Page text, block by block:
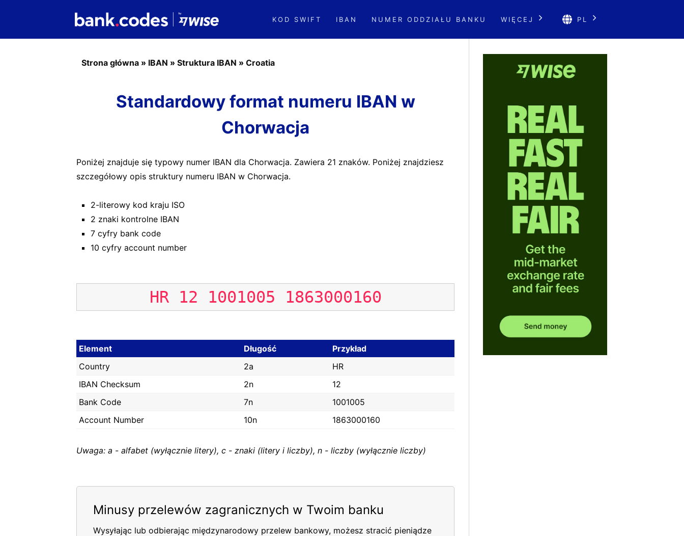
KOD SWIFT IBAN NUMER ODDZIAŁU BANKU WIĘCEJ PL
Strona główna » IBAN » Struktura IBAN » Croatia
Standardowy format numeru IBAN w
Chorwacja
Poniżej znajduje się typowy numer IBAN dla Chorwacja. Zawiera 21 znaków. Poniżej znajdziesz
szczegółowy opis struktury numeru IBAN w Chorwacja.
2-literowy kod kraju ISO
2 znaki kontrolne IBAN
7 cyfry bank code
10 cyfry account number
HR 12 1001005 1863000160
Element Długość
Przykład
Country
2a
HR
IBAN Checksum
2n
12
Bank Code
7n
1001005
Account Number
10n 1863000160
Uwaga: a - alfabet (wyłącznie litery), c - znaki (litery i liczby), n - liczby (wyłącznie liczby)
Minusy przelewów zagranicznych w Twoim banku
Wysyłając lub odbierając międzynarodowy przelew bankowy, możesz stracić pieniądze